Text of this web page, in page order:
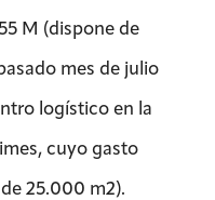
M (dispone de
mes de julio
logístico en la
cuyo gasto
25.000 m2).